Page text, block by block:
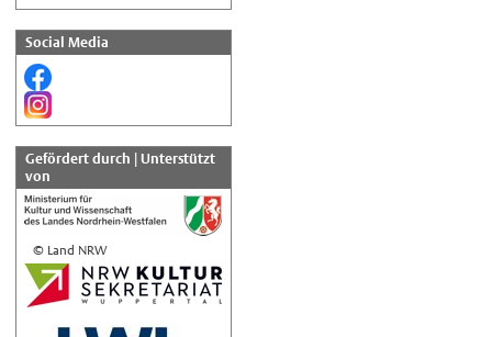
Social Media
Gefördert durch | Unterstützt
von
© Land NRW